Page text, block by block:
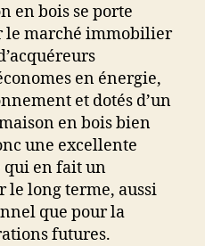
en bois se porte
le marché immobilier
en énergie,
et dotés d’un
en bois bien
une excellente
en fait un
le long terme, aussi
que pour la
futures.